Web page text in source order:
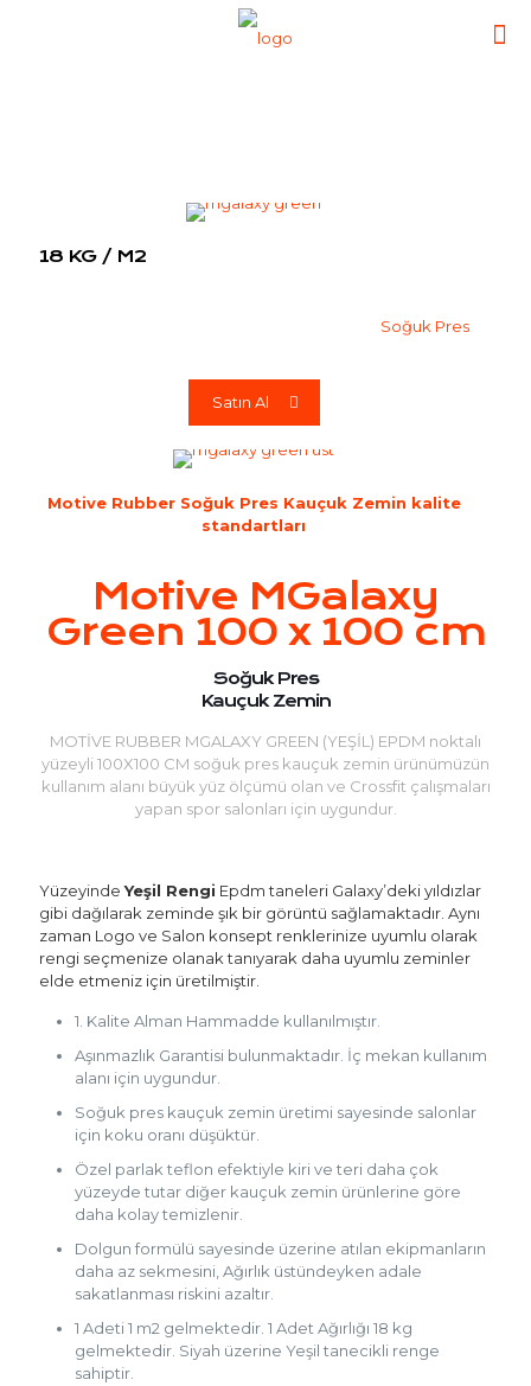
18 KG / M2
Soğuk Pres
Satın Al
Motive Rubber Soğuk Pres Kauçuk Zemin kalite
standartları
Motive MGalaxy
Green 100 x 100 cm
Soğuk Pres
Kauçuk Zemin
MOTİVE RUBBER MGALAXY GREEN (YEŞİL) EPDM noktalı
yüzeyli 100X100 CM soğuk pres kauçuk zemin ürünümüzün
kullanım alanı büyük yüz ölçümü olan ve Crossfit çalışmaları
yapan spor salonları için uygundur.
YüzeyindeYeşil Rengi Epdm taneleri Galaxy’deki yıldızlar
gibi dağılarak zeminde şık bir görüntü sağlamaktadır. Aynı
zaman Logo ve Salon konsept renklerinize uyumlu olarak
rengi seçmenize olanak tanıyarak daha uyumlu zeminler
elde etmeniz için üretilmiştir.
1. Kalite Alman Hammadde kullanılmıştır.
Aşınmazlık Garantisi bulunmaktadır. İç mekan kullanım
alanı için uygundur.
Soğuk pres kauçuk zemin üretimi sayesinde salonlar
için koku oranı düşüktür.
Özel parlak teflon efektiyle kiri ve teri daha çok
yüzeyde tutar diğer kauçuk zemin ürünlerine göre
daha kolay temizlenir.
Dolgun formülü sayesinde üzerine atılan ekipmanların
daha az sekmesini, Ağırlık üstündeyken adale
sakatlanması riskini azaltır.
1 Adeti 1 m2 gelmektedir. 1 Adet Ağırlığı 18 kg
gelmektedir. Siyah üzerine Yeşil tanecikli renge
sahiptir.